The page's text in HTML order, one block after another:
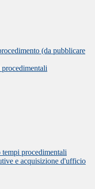
(da pubblicare
procedimentali
e acquisizione d'ufficio